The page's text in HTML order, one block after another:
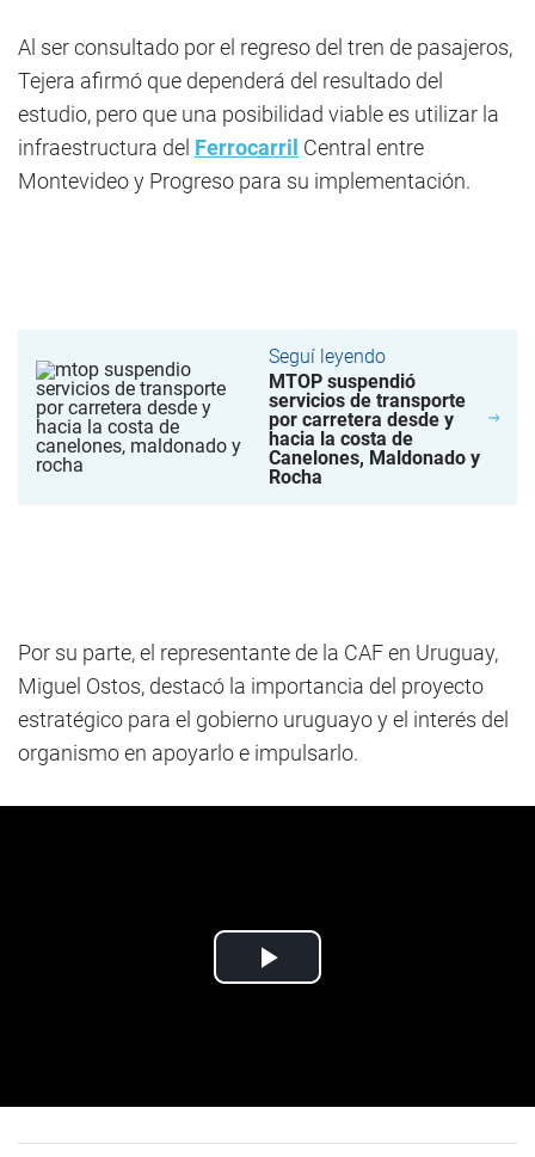
Al ser consultado por el regreso del tren de pasajeros,
Tejera afirmó que dependerá del resultado del
estudio, pero que una posibilidad viable es utilizar la
infraestructura del Ferrocarril Central entre
Montevideo y Progreso para su implementación.
Seguí leyendo
MTOP suspendió
servicios de transporte
por carretera desde y
hacia la costa de
Canelones, Maldonado y
Rocha
Por su parte, el representante de la CAF en Uruguay,
Miguel Ostos, destacó la importancia del proyecto
estratégico para el gobierno uruguayo y el interés del
organismo en apoyarlo e impulsarlo.